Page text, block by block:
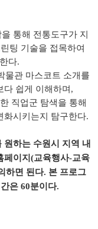
통해 전통도구가 지
팅 기술을 접목하여
다.
물관 마스코트 소개를
다 쉽게 이해하며 ,
직업군 탐색을 통해
화시키는지 탐구한다.
원하는 수원시 지역 내
이지 (교육행사-교육
하면 된다. 본 프로그
은 60분이다.